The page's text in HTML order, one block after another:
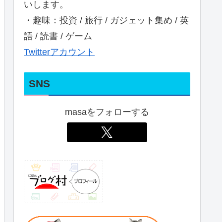
いします。
・趣味：投資 / 旅行 / ガジェット集め / 英
語 / 読書 / ゲーム
Twitterアカウント
SNS
masaをフォローする